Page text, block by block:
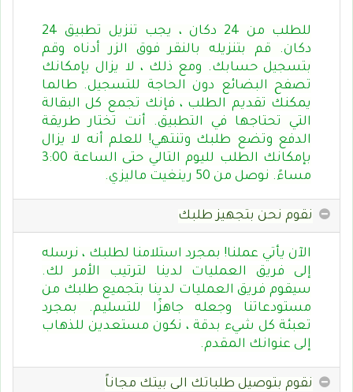
للطلب من 24 دكان ، يجب تنزيل تطبيق 24
دكان. قم بتنزيله بالنقر فوق الزر أدناه وقم
بتسجيل حسابك. ومع ذلك ، لا يزال بإمكانك
تصفح البضائع دون الحاجة للتسجيل. طالما
يمكنك تقديم الطلب ، فإنك تجمع كل البقالة
التي تحتاجها في التطبيق. أنت تختار طريقة
الدفع وتضع طلبك وتنتهي! للعلم أنه لا يزال
بإمكانك الطلب لليوم التالي حتى الساعة 3:00
مساءً. نوصل من 50 رينغيت ماليزي.
نقوم نحن بتجهيز طلبك
الآن يأتي عملنا! بمجرد استلامنا لطلبك ، نرسله
إلى فريق العمليات لدينا لترتيب الأمر لك.
سيقوم فريق العمليات لدينا بتجميع طلبك من
مستودعاتنا وجعله جاهزًا للتسليم. بمجرد
تعبئة كل شيء بدقة ، نكون مستعدين للذهاب
إلى عنوانك المقدم.
نقوم بتوصيل طلباتك الى بيتك مجاناً